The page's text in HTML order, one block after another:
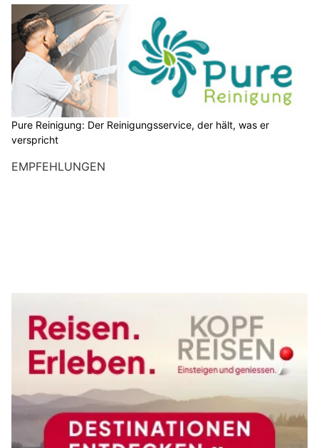
Pure Reinigung: Der Reinigungsservice, der hält, was er
verspricht
EMPFEHLUNGEN